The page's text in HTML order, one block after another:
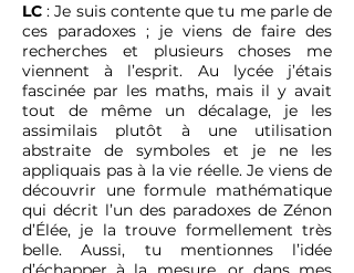
LC : Je suis contente que tu me parle de
ces paradoxes ; je viens de faire des
recherches et plusieurs choses me
viennent à l’esprit. Au lycée j’étais
fascinée par les maths, mais il y avait
tout de même un décalage, je les
assimilais plutôt à une utilisation
abstraite de symboles et je ne les
appliquais pas à la vie réelle. Je viens de
découvrir une formule mathématique
qui décrit l’un des paradoxes de Zénon
d’Élée, je la trouve formellement très
belle. Aussi, tu mentionnes l’idée